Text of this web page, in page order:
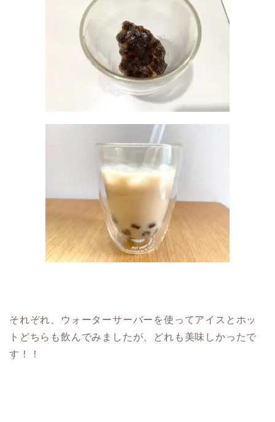
それぞれ、ウォーターサーバーを使ってアイスとホッ
トどちらも飲んでみましたが、どれも美味しかったで
す！！